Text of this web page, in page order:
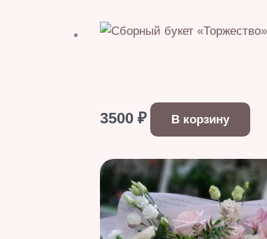
3500 ₽ В корзину